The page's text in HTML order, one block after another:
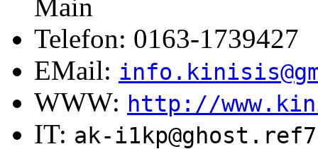
Main
Telefon: 0163-1739427
EMail:
WWW: http://
IT: ak-